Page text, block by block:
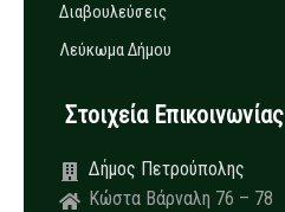
Διαβουλεύσεις
Λεύκωμα Δήμου
Στοιχεία Επικοινωνίας
Δήμος Πετρούπολης
Κώστα Βάρναλη 76 – 78